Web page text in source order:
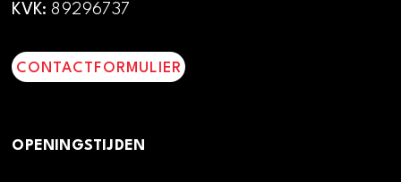
KVK: 89296737
CONTACTFORMULIER
OPENINGSTIJDEN